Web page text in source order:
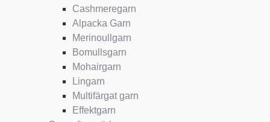
Cashmeregarn
Alpacka Garn
Merinoullgarn
Bomullsgarn
Mohairgarn
Lingarn
Multifärgat garn
Effektgarn